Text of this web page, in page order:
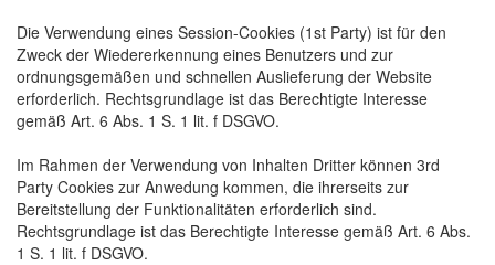
Die Verwendung eines Session-Cookies (1st Party) ist für den
Zweck der Wiedererkennung eines Benutzers und zur
ordnungsgemäßen und schnellen Auslieferung der Website
erforderlich. Rechtsgrundlage ist das Berechtigte Interesse
gemäß Art. 6 Abs. 1 S. 1 lit. f DSGVO.
Im Rahmen der Verwendung von Inhalten Dritter können 3rd
Party Cookies zur Anwedung kommen, die ihrerseits zur
Bereitstellung der Funktionalitäten erforderlich sind.
Rechtsgrundlage ist das Berechtigte Interesse gemäß Art. 6 Abs.
1 S. 1 lit. f DSGVO.